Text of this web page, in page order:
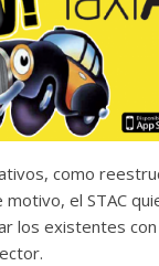
como
motivo, el STAC
los existentes